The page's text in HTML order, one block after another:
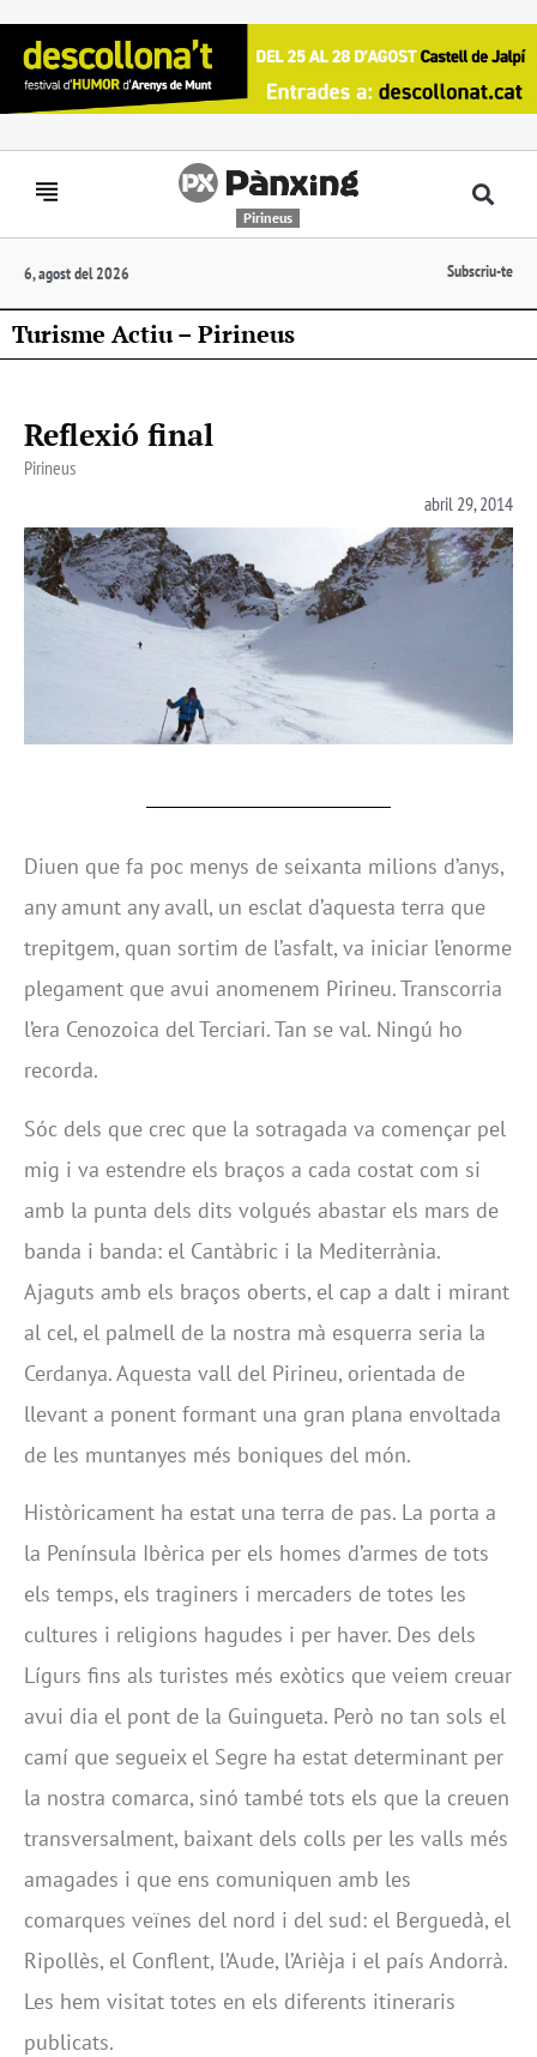
Pirineus
6, agost del 2026 Subscriu-te
Turisme Actiu – Pirineus
Reflexió final
Pirineus
abril 29, 2014
Diuen que fa poc menys de seixanta milions d’anys,
any amunt any avall, un esclat d’aquesta terra que
trepitgem, quan sortim de l’asfalt, va iniciar l’enorme
plegament que avui anomenem Pirineu. Transcorria
l’era Cenozoica del Terciari. Tan se val. Ningú ho
recorda.
Sóc dels que crec que la sotragada va començar pel
mig i va estendre els braços a cada costat com si
amb la punta dels dits volgués abastar els mars de
banda i banda: el Cantàbric i la Mediterrània.
Ajaguts amb els braços oberts, el cap a dalt i mirant
al cel, el palmell de la nostra mà esquerra seria la
Cerdanya. Aquesta vall del Pirineu, orientada de
llevant a ponent formant una gran plana envoltada
de les muntanyes més boniques del món.
Històricament ha estat una terra de pas. La porta a
la Península Ibèrica per els homes d’armes de tots
els temps, els traginers i mercaders de totes les
cultures i religions hagudes i per haver. Des dels
Lígurs fins als turistes més exòtics que veiem creuar
avui dia el pont de la Guingueta. Però no tan sols el
camí que segueix el Segre ha estat determinant per
la nostra comarca, sinó també tots els que la creuen
transversalment, baixant dels colls per les valls més
amagades i que ens comuniquen amb les
comarques veïnes del nord i del sud: el Berguedà, el
Ripollès, el Conflent, l’Aude, l’Arièja i el país Andorrà.
Les hem visitat totes en els diferents itineraris
publicats.